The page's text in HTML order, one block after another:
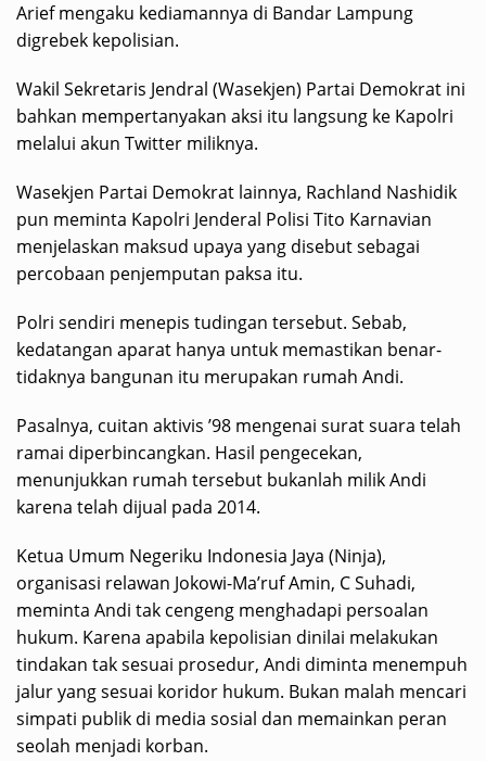
Arief mengaku kediamannya di Bandar Lampung
digrebek kepolisian.
Wakil Sekretaris Jendral (Wasekjen) Partai Demokrat ini
bahkan mempertanyakan aksi itu langsung ke Kapolri
melalui akun Twitter miliknya.
Wasekjen Partai Demokrat lainnya, Rachland Nashidik
pun meminta Kapolri Jenderal Polisi Tito Karnavian
menjelaskan maksud upaya yang disebut sebagai
percobaan penjemputan paksa itu.
Polri sendiri menepis tudingan tersebut. Sebab,
kedatangan aparat hanya untuk memastikan benar-
tidaknya bangunan itu merupakan rumah Andi.
Pasalnya, cuitan aktivis ’98 mengenai surat suara telah
ramai diperbincangkan. Hasil pengecekan,
menunjukkan rumah tersebut bukanlah milik Andi
karena telah dijual pada 2014.
Ketua Umum Negeriku Indonesia Jaya (Ninja),
organisasi relawan Jokowi-Ma’ruf Amin, C Suhadi,
meminta Andi tak cengeng menghadapi persoalan
hukum. Karena apabila kepolisian dinilai melakukan
tindakan tak sesuai prosedur, Andi diminta menempuh
jalur yang sesuai koridor hukum. Bukan malah mencari
simpati publik di media sosial dan memainkan peran
seolah menjadi korban.